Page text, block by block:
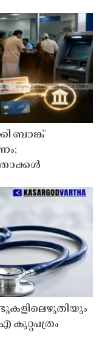
ബാങ്ക്
കുറ്റപത്രം